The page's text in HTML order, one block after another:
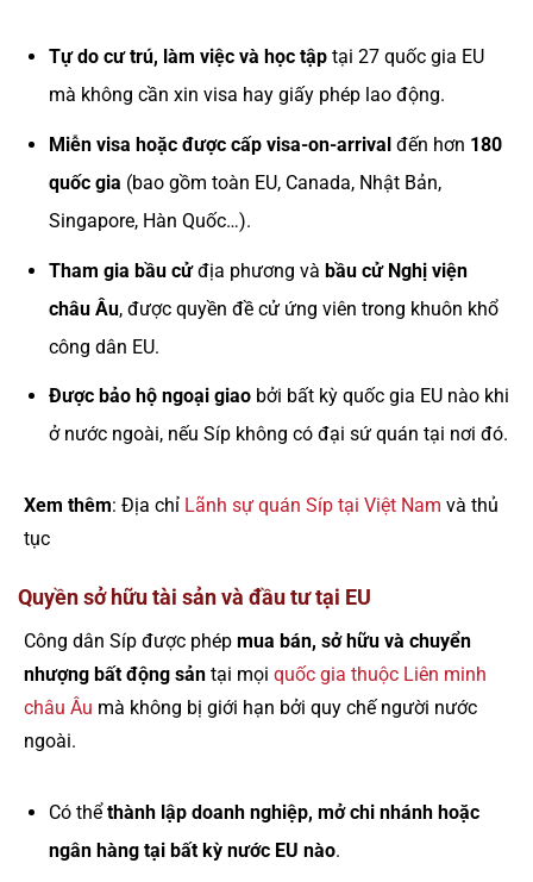
Tự do cư trú, làm việc và học tậptại 27 quốc gia EU
mà không cần xin visa hay giấy phép lao động.
Miễn visa hoặc được cấp visa-on-arrivalđến hơn 180
quốc gia (bao gồm toàn EU, Canada, Nhật Bản,
Singapore, Hàn Quốc…).
Tham gia bầu cửđịa phương và bầu cử Nghị viện
châu Âu, được quyền đề cử ứng viên trong khuôn khổ
công dân EU.
Được bảo hộ ngoại giaobởi bất kỳ quốc gia EU nào khi
ở nước ngoài, nếu Síp không có đại sứ quán tại nơi đó.
Xem thêm: Địa chỉ Lãnh sự quán Síp tại Việt Nam và thủ
tục
Quyền sở hữu tài sản và đầu tư tại EU
Công dân Síp được phép mua bán, sở hữu và chuyển
nhượng bất động sản tại mọi quốc gia thuộc Liên minh
châu Âu mà không bị giới hạn bởi quy chế người nước
ngoài.
Có thểthành lập doanh nghiệp, mở chi nhánh hoặc
ngân hàng tại bất kỳ nước EU nào.